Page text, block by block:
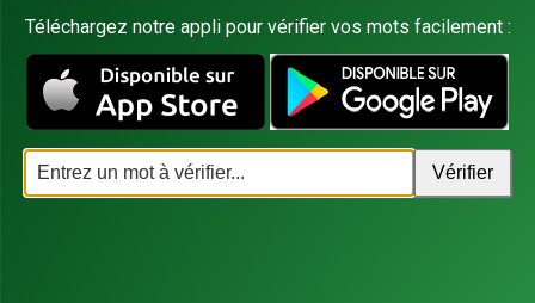
Téléchargez notre appli pour vérifier vos mots facilement :